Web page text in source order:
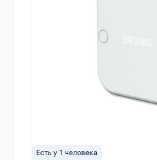
Есть у 1 человека